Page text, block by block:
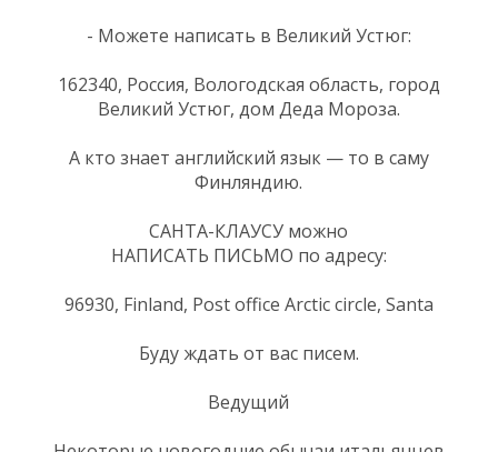
- Можете написать в Великий Устюг:
162340, Россия, Вологодская область, город
Великий Устюг, дом Деда Мороза.
А кто знает английский язык — то в саму
Финляндию.
САНТА-КЛАУСУ можно
НАПИСАТЬ ПИСЬМО по адресу:
96930, Finland, Post office Arctic circle, Santa
Буду ждать от вас писем.
Ведущий